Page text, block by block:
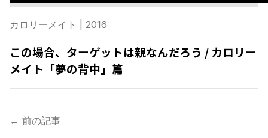
カロリーメイト | 2016
この場合、ターゲットは親なんだろう / カロリー
メイト「夢の背中」篇
← 前の記事